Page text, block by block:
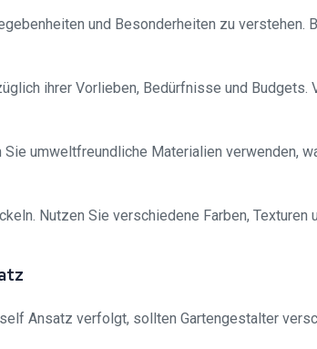
und Besonderheiten zu verstehen.
ihrer Vorlieben, Bedürfnisse und Budgets.
umweltfreundliche Materialien verwenden,
Nutzen Sie verschiedene Farben, Texturen
Ansatz verfolgt, sollten Gartengestalter